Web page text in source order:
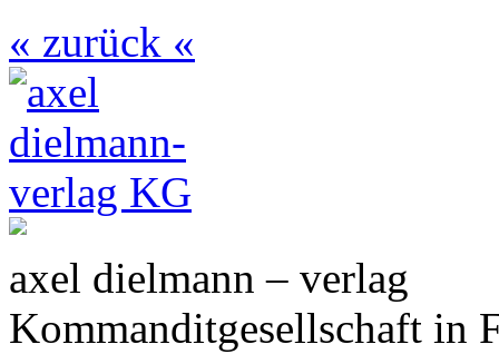
« zurück «
axel dielmann – verlag
Kommanditgesellschaft in